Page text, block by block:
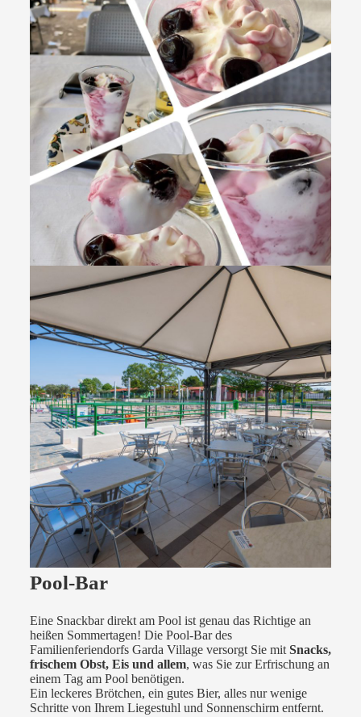
Pool-Bar
Eine Snackbar direkt am Pool ist genau das Richtige an
heißen Sommertagen! Die Pool-Bar des
Familienferiendorfs Garda Village versorgt Sie mit Snacks,
frischem Obst, Eis und allem, was Sie zur Erfrischung an
einem Tag am Pool benötigen.
Ein leckeres Brötchen, ein gutes Bier, alles nur wenige
Schritte von Ihrem Liegestuhl und Sonnenschirm entfernt.